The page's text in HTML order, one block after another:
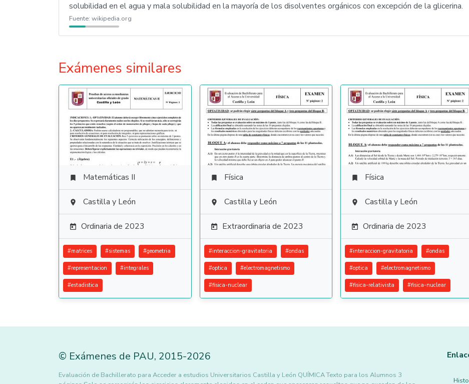
solubilidad en el agua y mala solubilidad en la mayoría de los disolventes orgánicos con excepción de la glicerina.
Fuente: wikipedia.org
Exámenes similares
 Matemáticas II
 Castilla y León
 Ordinaria de 2023
#matrices #sistemas #geometria
#representacion #integrales
#estadistica
 Física
 Castilla y León
 Extraordinaria de 2023
#interaccion-gravitatoria #ondas
#optica #electromagnetismo
#fisica-nuclear
 Física
 Castilla y León
 Ordinaria de 2023
#interaccion-gravitatoria #ondas
#optica #electromagnetismo
#fisica-relativista #fisica-nuclear
© Exámenes de PAU, 2015-2026
Evaluación de Bachillerato para Acceder a estudios Universitarios Castilla y León QUÍMICA Texto para los Alumnos 3